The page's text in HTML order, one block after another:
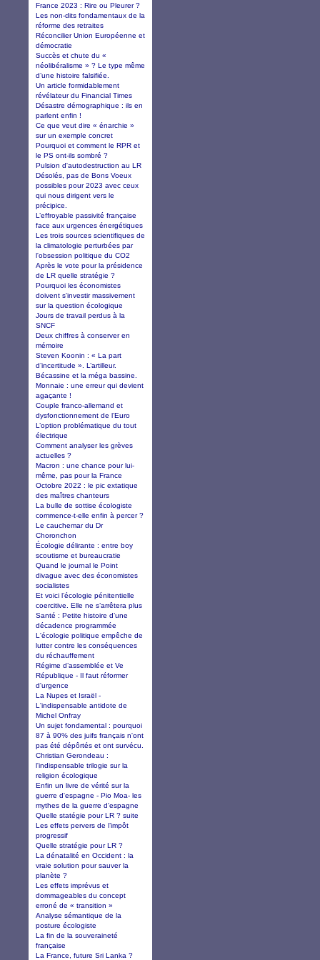
France 2023 : Rire ou Pleurer ?
Les non-dits fondamentaux de la
réforme des retraites
Réconcilier Union Européenne et
démocratie
Succès et chute du «
néolibéralisme » ? Le type même
d’une histoire falsifiée.
Un article formidablement
révélateur du Financial Times
Désastre démographique : ils en
parlent enfin !
Ce que veut dire « énarchie »
sur un exemple concret
Pourquoi et comment le RPR et
le PS ont-ils sombré ?
Pulsion d'autodestruction au LR
Désolés, pas de Bons Voeux
possibles pour 2023 avec ceux
qui nous dirigent vers le
précipice.
L’effroyable passivité française
face aux urgences énergétiques
Les trois sources scientifiques de
la climatologie perturbées par
l'obsession politique du CO2
Après le vote pour la présidence
de LR quelle stratégie ?
Pourquoi les économistes
doivent s'investir massivement
sur la question écologique
Jours de travail perdus à la
SNCF
Deux chiffres à conserver en
mémoire
Steven Koonin : « La part
d’incertitude ». L’artilleur.
Bécassine et la méga bassine.
Monnaie : une erreur qui devient
agaçante !
Couple franco-allemand et
dysfonctionnement de l’Euro
L’option problématique du tout
électrique
Comment analyser les grèves
actuelles ?
Macron : une chance pour lui-
même, pas pour la France
Octobre 2022 : le pic extatique
des maîtres chanteurs
La bulle de sottise écologiste
commence-t-elle enfin à percer ?
Le cauchemar du Dr
Choronchon
Écologie délirante : entre boy
scoutisme et bureaucratie
Quand le journal le Point
divague avec des économistes
socialistes
Et voici l’écologie pénitentielle
coercitive. Elle ne s’arrêtera plus
Santé : Petite histoire d’une
décadence programmée
L'écologie politique empêche de
lutter contre les conséquences
du réchauffement
Régime d’assemblée et Ve
République - Il faut réformer
d'urgence
La Nupes et Israël -
L'indispensable antidote de
Michel Onfray
Un sujet fondamental : pourquoi
87 à 90% des juifs français n'ont
pas été dépôrtés et ont survécu.
Christian Gerondeau :
l'indispensable trilogie sur la
religion écologique
Enfin un livre de vérité sur la
guerre d'espagne - Pio Moa- les
mythes de la guerre d'espagne
Quelle statégie pour LR ? suite
Les effets pervers de l’impôt
progressif
Quelle stratégie pour LR ?
La dénatalité en Occident : la
vraie solution pour sauver la
planète ?
Les effets imprévus et
dommageables du concept
erroné de « transition »
Analyse sémantique de la
posture écologiste
La fin de la souveraineté
française
La France, future Sri Lanka ?